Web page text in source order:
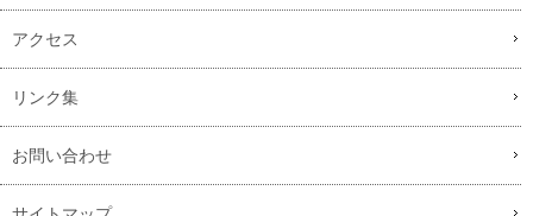
アクセス
リンク集
お問い合わせ